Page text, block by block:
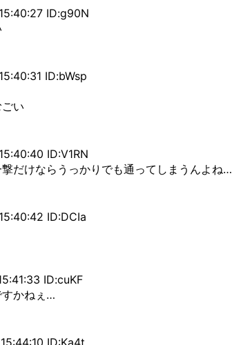
ID:g90N
ID:bWsp
い
ID:V1RN
だけならうっかりでも通ってしまうんよね…
ID:DCIa
ID:cuKF
すかねぇ…